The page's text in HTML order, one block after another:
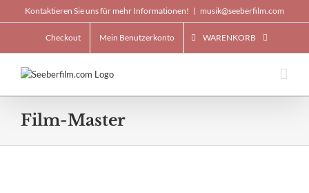
to
Kontaktieren Sie uns für mehr Informationen! | musik@seeberfilm.com
Checkout Mein Benutzerkonto WARENKORB
Film-Master